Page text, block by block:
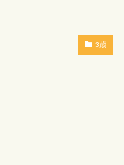
3歳